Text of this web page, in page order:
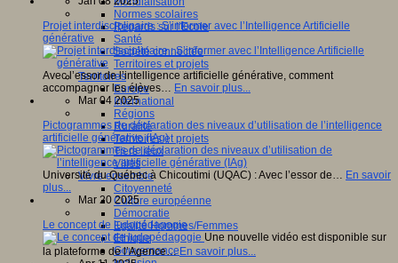
Normes scolaires
Regards sur l’Ecole
Santé
Société connectée
Territoires et projets
Territoires
Europe
International
Régions
Ruralité
Territoires et projets
Tiers lieux
Villes
Vivre ensemble
Citoyenneté
Culture européenne
Démocratie
Egalité Hommes/Femmes
Ethique
Gouvernance
Projet interdisciplinaire : S’informer avec l’Intelligence Artificielle
générative
Avec l’essor de l’intelligence artificielle générative, comment
accompagner les élèves… En savoir plus...
Mar 04 2025
Pictogrammes de déclaration des niveaux d’utilisation de l’intelligence
artificielle générative (IAg)
Université du Québec à Chicoutimi (UQAC) : Avec l’essor de… En savoir
plus...
Mar 20 2025
Le concept de ludopédagogie
Une nouvelle vidéo est disponible sur
la plateforme de l’Agence… En savoir plus...